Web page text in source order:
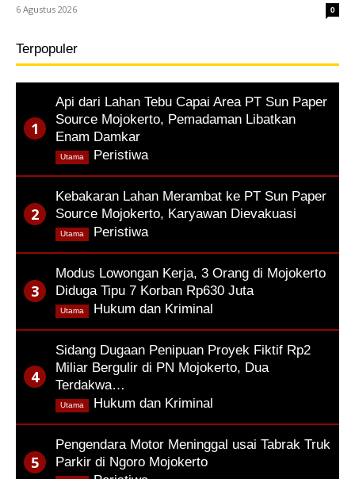
6 Agustus 2026 0
Terpopuler
Api dari Lahan Tebu Capai Area PT Sun Paper
Source Mojokerto, Pemadaman Libatkan
Enam Damkar
Peristiwa
Utama
Kebakaran Lahan Merambat ke PT Sun Paper
Source Mojokerto, Karyawan Dievakuasi
Peristiwa
Utama
Modus Lowongan Kerja, 3 Orang di Mojokerto
Diduga Tipu 7 Korban Rp630 Juta
Hukum dan Kriminal
Utama
Sidang Dugaan Penipuan Proyek Fiktif Rp2
Miliar Bergulir di PN Mojokerto, Dua
Terdakwa…
Hukum dan Kriminal
Utama
Pengendara Motor Meninggal usai Tabrak Truk
Parkir di Ngoro Mojokerto